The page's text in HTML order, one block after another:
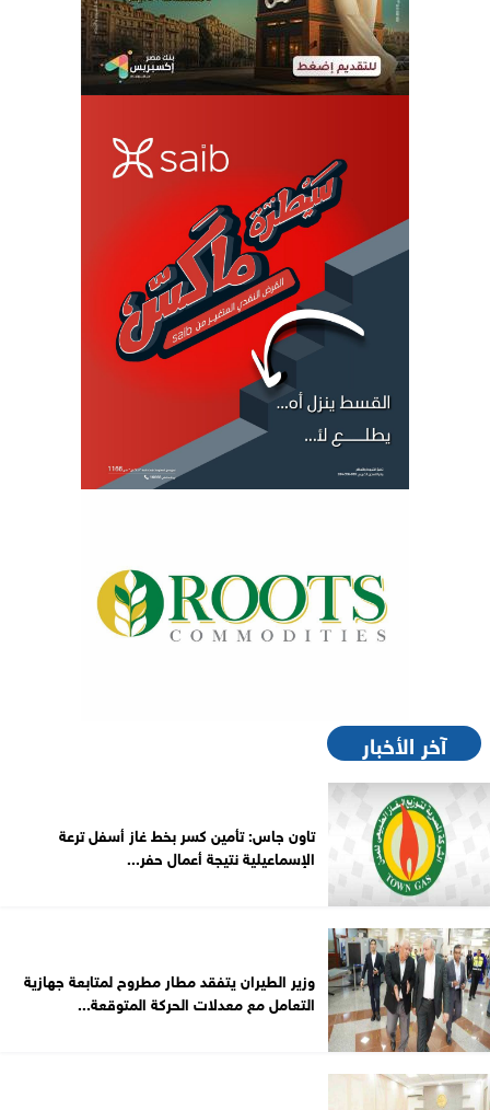
آخر الأخبار
تاون جاس: تأمين كسر بخط غاز أسفل ترعة
الإسماعيلية نتيجة أعمال حفر...
وزير الطيران يتفقد مطار مطروح لمتابعة جهازية
التعامل مع معدلات الحركة المتوقعة...